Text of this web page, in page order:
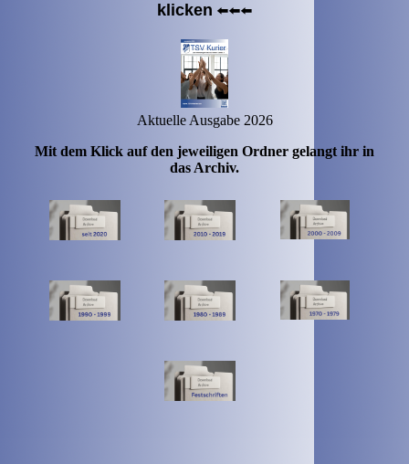
klicken ⬅️⬅️⬅️
Aktuelle Ausgabe 2026
Mit dem Klick auf den jeweiligen Ordner gelangt ihr in
das Archiv.